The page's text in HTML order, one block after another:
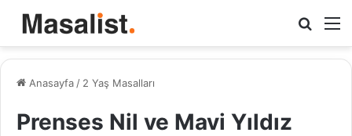
Arama
yap
Anasayfa / 2 Yaş Masalları
Prenses Nil ve Mavi Yıldız